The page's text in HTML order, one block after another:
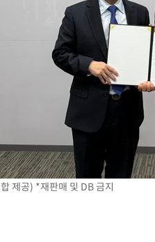
원 초과 시 낮은 계급 임용…희망지
나기·강원 많은 비[내일날씨]
조 투자…"AI 메모리 수요 선제 대
아제르바이잔 투란VC 입단
여다보니…한국 축구 '5승 2무'
내린 798.81마감
내린 6258.77에 마쳐
1416.1원 마감
울, 2018년 이후 첫 40도
확보' 신용해 前교정본부장 기소
제공) *재판매 및 DB 금지